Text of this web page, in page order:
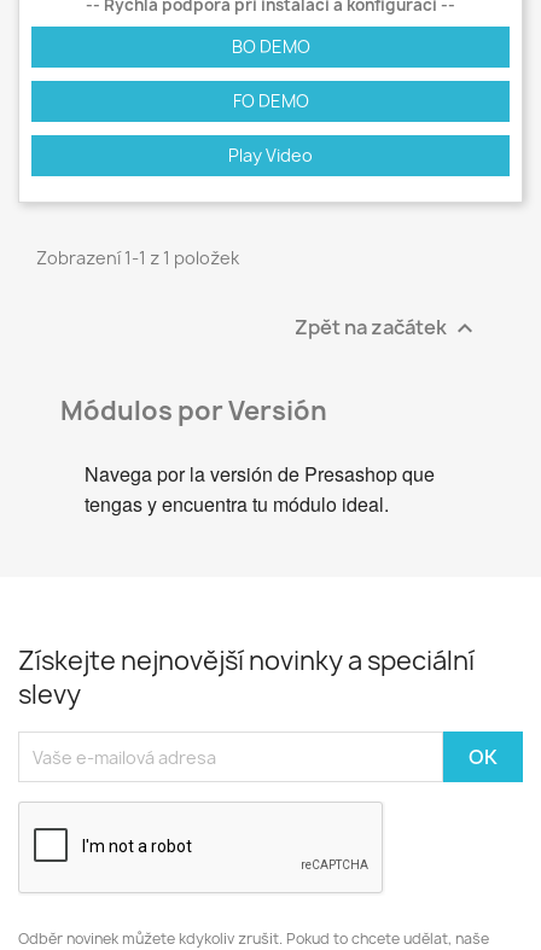
-- Rychlá podpora při instalaci a konfiguraci --
BO DEMO
FO DEMO
Play Video
Zobrazení 1-1 z 1 položek
Zpět na začátek 
Módulos por Versión
Navega por la versión de Presashop que
tengas y encuentra tu módulo ideal.
Získejte nejnovější novinky a speciální
slevy
Odběr novinek můžete kdykoliv zrušit. Pokud to chcete udělat, naše